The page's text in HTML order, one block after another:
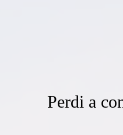
Perdi a